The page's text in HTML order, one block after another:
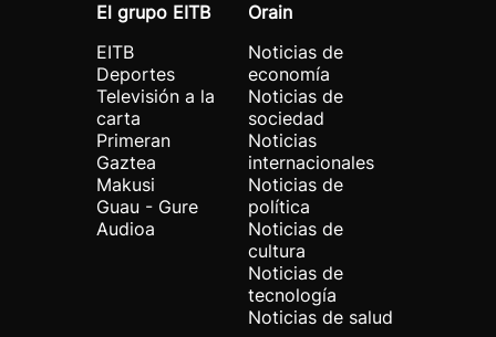
El grupo EITB
EITB
Deportes
Televisión a la
carta
Primeran
Gaztea
Makusi
Guau - Gure
Audioa
Orain
Noticias de
economía
Noticias de
sociedad
Noticias
internacionales
Noticias de
política
Noticias de
cultura
Noticias de
tecnología
Noticias de salud